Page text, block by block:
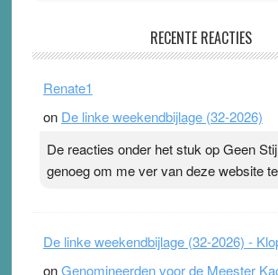
Ward van Beek
topsporters. Ze hopen ermee hun
terwijl ze meer zuurstof opnemen.
ademen’ kan goud waard zijn.
Pleisterplakkers in de topspsort ›[...]
RECENTE REACTIES
Renate1
on De linke weekendbijlage (32-2026)
De reacties onder het stuk op Geen
genoeg om me ver van deze website
De linke weekendbijlage (32-2026) -
onGenomineerden voor de Meester